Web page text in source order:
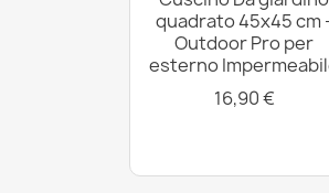
quadrato 45x45 cm
Outdoor Pro per
esterno
16,90 €